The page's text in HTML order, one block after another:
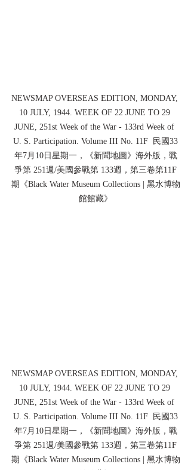
NEWSMAP OVERSEAS EDITION, MONDAY,
10 JULY, 1944. WEEK OF 22 JUNE TO 29
JUNE, 251st Week of the War - 133rd Week of
U. S. Participation. Volume III No. 11F  民國33
年7月10日星期一，《新聞地圖》海外版，戰
爭第 251週/美國參戰第 133週，第三卷第11F
期《Black Water Museum Collections | 黑水博物
館館藏》
NEWSMAP OVERSEAS EDITION, MONDAY,
10 JULY, 1944. WEEK OF 22 JUNE TO 29
JUNE, 251st Week of the War - 133rd Week of
U. S. Participation. Volume III No. 11F  民國33
年7月10日星期一，《新聞地圖》海外版，戰
爭第 251週/美國參戰第 133週，第三卷第11F
期《Black Water Museum Collections | 黑水博物